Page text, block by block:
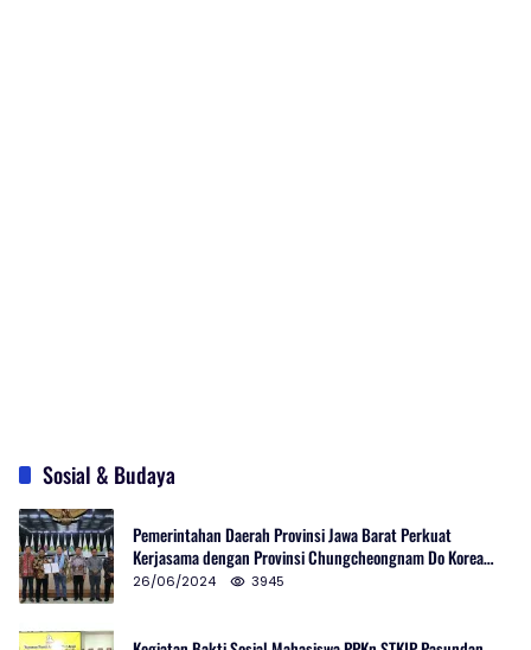
Sosial & Budaya
Pemerintahan Daerah Provinsi Jawa Barat Perkuat
Kerjasama dengan Provinsi Chungcheongnam Do Korea
Selatan
26/06/2024 3945